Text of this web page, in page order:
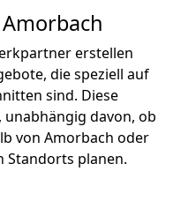
erstellen
die speziell auf
sind. Diese
davon, ob
von Amorbach oder
Standorts planen.